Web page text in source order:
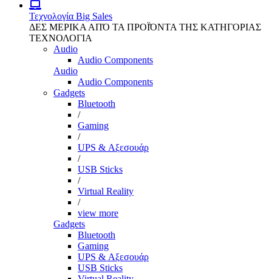
Τεχνολογία Big Sales
ΔΕΣ ΜΕΡΙΚΑ ΑΠΌ ΤΑ ΠΡΟΪΌΝΤΑ ΤΗΣ ΚΑΤΗΓΟΡΙΑΣ
ΤΕΧΝΟΛΟΓΙΑ
Audio
Audio Components
Audio
Audio Components
Gadgets
Bluetooth
/
Gaming
/
UPS & Αξεσουάρ
/
USB Sticks
/
Virtual Reality
/
view more
Gadgets
Bluetooth
Gaming
UPS & Αξεσουάρ
USB Sticks